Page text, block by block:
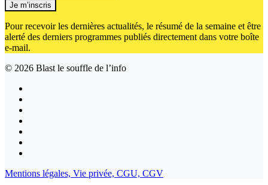
Je m’inscris
Pour recevoir les dernières actualités, le résumé de la semaine et être
alerté des derniers programmes publiés directement dans votre boîte
e-mail.
© 2026 Blast le souffle de l’info
Mentions légales, Vie privée, CGU, CGV